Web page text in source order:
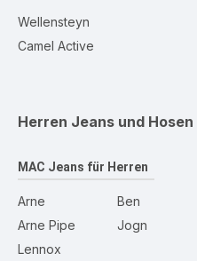
Wellensteyn
Camel Active
Herren Jeans und Hosen
MAC Jeans für Herren
Arne
Arne Pipe
Lennox
Ben
Jogn